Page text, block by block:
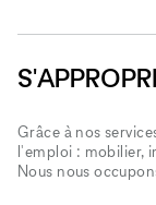
Grâce à nos
l'emploi : mobilier,
Nous nous